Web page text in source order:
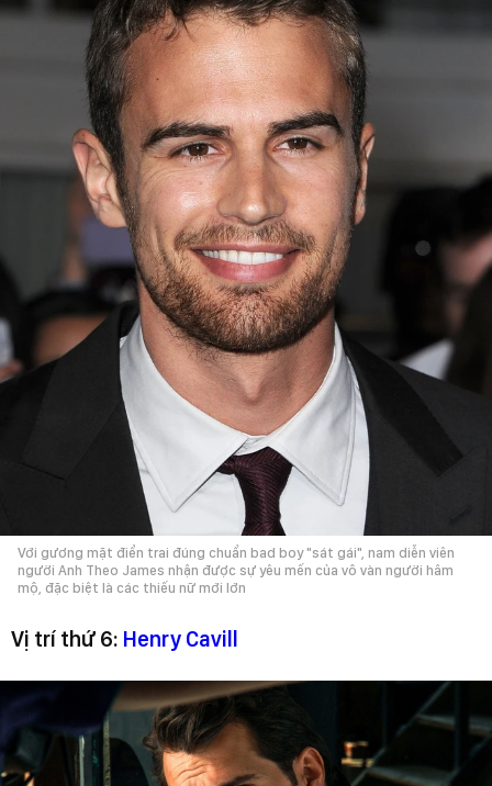
Với gương mặt điển trai đúng chuẩn bad boy "sát gái", nam diễn viên
người Anh Theo James nhận được sự yêu mến của vô vàn người hâm
mộ, đặc biệt là các thiếu nữ mới lớn
Vị trí thứ 6: Henry Cavill